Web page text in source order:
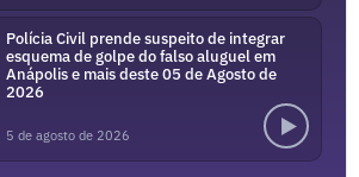
Polícia Civil prende suspeito de integrar
esquema de golpe do falso aluguel em
Anápolis e mais deste 05 de Agosto de
2026
5 de agosto de 2026